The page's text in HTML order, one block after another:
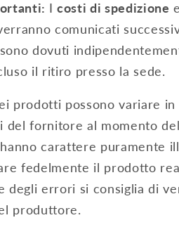
S
1
WLAN/LAN/S
Icosti di spedizione
comunicati
dovuti
il ritiro presso la sede.
prodotti possono variare
del fornitore al momento
carattere puramente
fedelmente il prodotto
degli errori si consiglia di
produttore.